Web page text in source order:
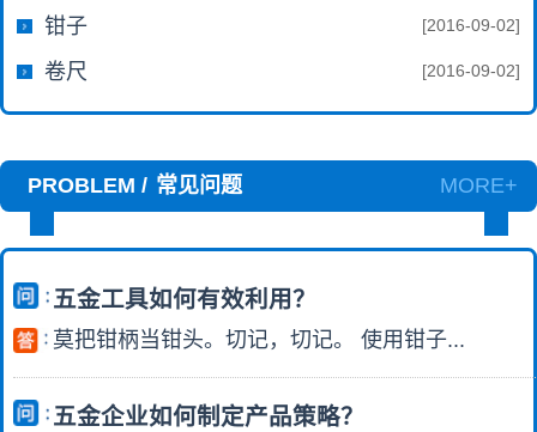
钳子 [2016-09-02]
卷尺 [2016-09-02]
PROBLEM / 常见问题 MORE+
五金工具如何有效利用？
莫把钳柄当钳头。切记，切记。 使用钳子...
五金企业如何制定产品策略？